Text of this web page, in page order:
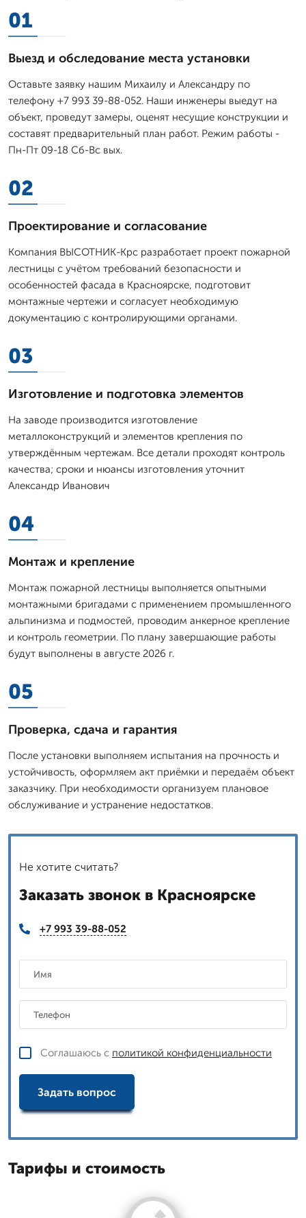
01
Выезд и обследование места установки
Оставьте заявку нашим Михаилу и Александру по
телефону +7 993 39-88-052. Наши инженеры выедут на
объект, проведут замеры, оценят несущие конструкции и
составят предварительный план работ. Режим работы -
Пн-Пт 09-18 Сб-Вс вых.
02
Проектирование и согласование
Компания ВЫСОТНИК-Крс разработает проект пожарной
лестницы с учётом требований безопасности и
особенностей фасада в Красноярске, подготовит
монтажные чертежи и согласует необходимую
документацию с контролирующими органами.
03
Изготовление и подготовка элементов
На заводе производится изготовление
металлоконструкций и элементов крепления по
утверждённым чертежам. Все детали проходят контроль
качества; сроки и нюансы изготовления уточнит
Александр Иванович
04
Монтаж и крепление
Монтаж пожарной лестницы выполняется опытными
монтажными бригадами с применением промышленного
альпинизма и подмостей, проводим анкерное крепление
и контроль геометрии. По плану завершающие работы
будут выполнены в августе 2026 г.
05
Проверка, сдача и гарантия
После установки выполняем испытания на прочность и
устойчивость, оформляем акт приёмки и передаём объект
заказчику. При необходимости организуем плановое
обслуживание и устранение недостатков.
Не хотите считать?
Заказать звонок в Красноярске
+7 993 39-88-052
Соглашаюсь с политикой конфиденциальности
Задать вопрос
Тарифы и стоимость